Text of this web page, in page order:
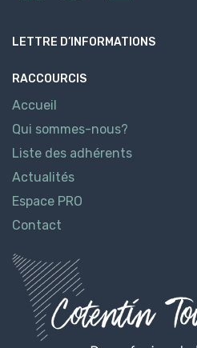
LETTRE D’INFORMATIONS
RACCOURCIS
Accueil
Qui sommes-nous?
Liste des adhérents
Actualités
Espace PRO
Contact